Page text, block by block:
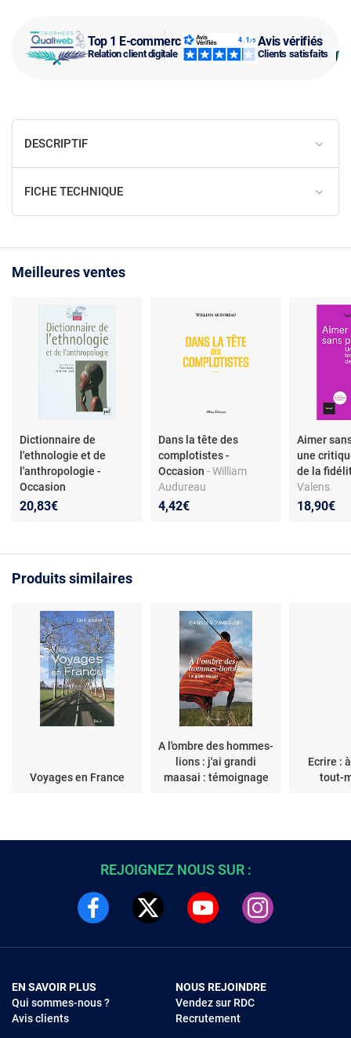
Top 1 E-commerce
Relation client digitale
Avis vérifiés
Clients satisfaits
DESCRIPTIF
FICHE TECHNIQUE
Meilleures ventes
Dictionnaire de
l'ethnologie et de
l'anthropologie -
Occasion
20,83€
Dans la tête des
complotistes -
Occasion- William
Audureau
4,42€
Aimer
une
de la
Valens
18,90€
Produits similaires
Voyages en France
A l'ombre des hommes-
lions : j'ai grandi
maasai : témoignage
Ecrire :
tout-
REJOIGNEZ NOUS SUR :
EN SAVOIR PLUS
Qui sommes-nous ?
Avis clients
NOUS REJOINDRE
Vendez sur RDC
Recrutement